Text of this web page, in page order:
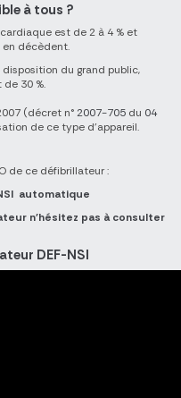
à tous ?
est de 2 à 4 % et
en décèdent.
du grand public,
30 %.
(décret n°2007-705 du 04
de ce type d'appareil.
de ce défibrillateur :
automatique
n'hésitez pas à consulter
DEF-NSI